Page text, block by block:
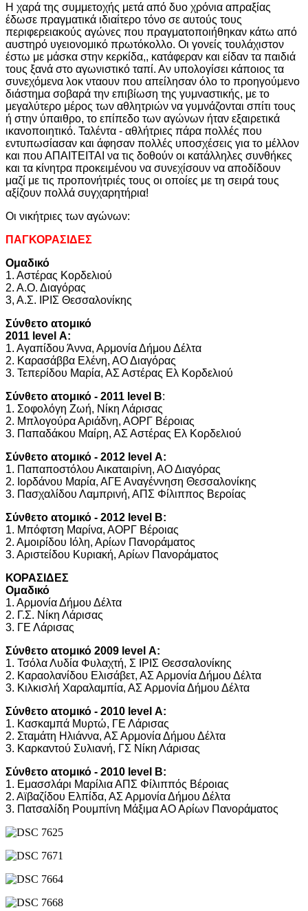
Η χαρά της συμμετοχής μετά από δυο χρόνια απραξίας
έδωσε πραγματικά ιδιαίτερο τόνο σε αυτούς τους
περιφερειακούς αγώνες που πραγματοποιήθηκαν κάτω από
αυστηρό υγειονομικό πρωτόκολλο. Οι γονείς τουλάχιστον
έστω με μάσκα στην κερκίδα,, κατάφεραν και είδαν τα παιδιά
τους ξανά στο αγωνιστικό ταπί. Αν υπολογίσει κάποιος τα
συνεχόμενα λοκ νταουν που απείλησαν όλο το προηγούμενο
διάστημα σοβαρά την επιβίωση της γυμναστικής, με το
μεγαλύτερο μέρος των αθλητριών να γυμνάζονται σπίτι τους
ή στην ύπαιθρο, το επίπεδο των αγώνων ήταν εξαιρετικά
ικανοποιητικό. Ταλέντα - αθλήτριες πάρα πολλές που
εντυπωσίασαν και άφησαν πολλές υποσχέσεις για το μέλλον
και που ΑΠΑΙΤΕΙΤΑΙ να τις δοθούν οι κατάλληλες συνθήκες
και τα κίνητρα προκειμένου να συνεχίσουν να αποδίδουν
μαζί με τις προπονήτριές τους οι οποίες με τη σειρά τους
αξίζουν πολλά συγχαρητήρια!
Οι νικήτριες των αγώνων:
ΠΑΓΚΟΡΑΣΙΔΕΣ
Ομαδικό
1. Αστέρας Κορδελιού
2. Α.Ο. Διαγόρας
3, Α.Σ. ΙΡΙΣ Θεσσαλονίκης
Σύνθετο ατομικό
2011 level Α:
1. Αγαπίδου Άννα, Αρμονία Δήμου Δέλτα
2. Καρασάββα Ελένη, ΑΟ Διαγόρας
3. Τεπερίδου Μαρία, ΑΣ Αστέρας Ελ Κορδελιού
Σύνθετο ατομικό - 2011 level Β:
1. Σοφολόγη Ζωή, Νίκη Λάρισας
2. Μπλογούρα Αριάδνη, ΑΟΡΓ Βέροιας
3. Παπαδάκου Μαίρη, ΑΣ Αστέρας Ελ Κορδελιού
Σύνθετο ατομικό - 2012 level Α:
1. Παπαποστόλου Αικαταιρίνη, ΑΟ Διαγόρας
2. Ιορδάνου Μαρία, ΑΓΕ Αναγέννηση Θεσσαλονίκης
3. Πασχαλίδου Λαμπρινή, ΑΠΣ Φίλιππος Βεροίας
Σύνθετο ατομικό - 2012 level Β:
1. Μπόφτση Μαρίνα, ΑΟΡΓ Βέροιας
2. Αμοιρίδου Ιόλη, Αρίων Πανοράματος
3. Αριστείδου Κυριακή, Αρίων Πανοράματος
ΚΟΡΑΣΙΔΕΣ
Ομαδικό
1. Αρμονία Δήμου Δέλτα
2. Γ.Σ. Νίκη Λάρισας
3. ΓΕ Λάρισας
Σύνθετο ατομικό 2009 level Α:
1. Τσόλα Λυδία Φυλαχτή, Σ ΙΡΙΣ Θεσσαλονίκης
2. Καραολανίδου Ελισάβετ, ΑΣ Αρμονία Δήμου Δέλτα
3. Κιλκισλή Χαραλαμπία, ΑΣ Αρμονία Δήμου Δέλτα
Σύνθετο ατομικό - 2010 level Α:
1. Κασκαμπά Μυρτώ, ΓΕ Λάρισας
2. Σταμάτη Ηλιάννα, ΑΣ Αρμονία Δήμου Δέλτα
3. Καρκαντού Συλιανή, ΓΣ Νίκη Λάρισας
Σύνθετο ατομικό - 2010 level Β:
1. Εμασσλάρι Μαρίλια ΑΠΣ Φίλιππός Βέροιας
2. Αϊβαζίδου Ελπίδα, ΑΣ Αρμονία Δήμου Δέλτα
3. Πατσαλίδη Ρουμπίνη Μάξιμα ΑΟ Αρίων Πανοράματος